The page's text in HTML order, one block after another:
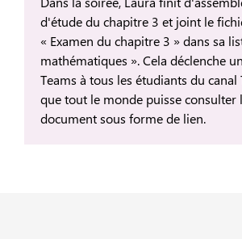
d'étude du chapitre 3 et joint le
« Examen du chapitre 3 » dans sa
mathématiques ». Cela déclenche
Teams à tous les étudiants du canal
que tout le monde puisse consulter
document sous forme de lien.